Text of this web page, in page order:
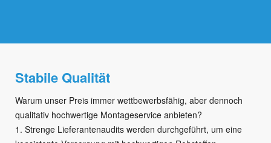
Stabile Qualität
Warum unser Preis immer wettbewerbsfähig, aber dennoch
qualitativ hochwertige Montageservice anbieten?
1. Strenge Lieferantenaudits werden durchgeführt, um eine